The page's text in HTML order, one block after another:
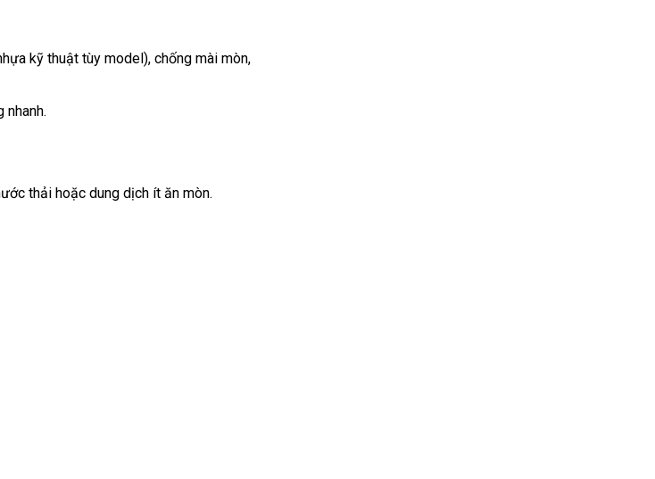
kỹ thuật tùy model), chống mài mòn,
nhanh.
thải hoặc dung dịch ít ăn mòn.